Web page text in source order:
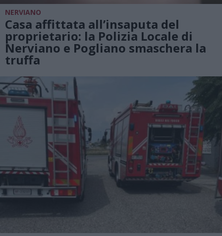
NERVIANO
Casa affittata all’insaputa del
proprietario: la Polizia Locale di
Nerviano e Pogliano smaschera la
truffa